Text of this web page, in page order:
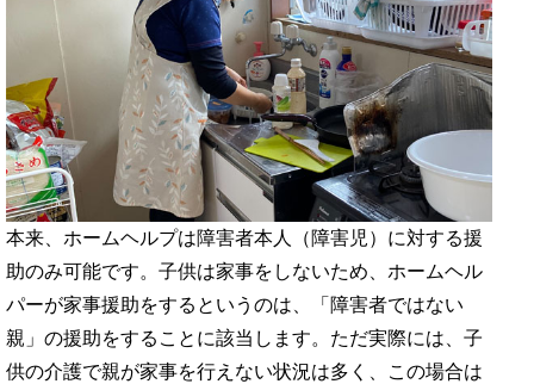
本来、ホームヘルプは障害者本人（障害児）に対する援
助のみ可能です。子供は家事をしないため、ホームヘル
パーが家事援助をするというのは、「障害者ではない
親」の援助をすることに該当します。ただ実際には、子
供の介護で親が家事を行えない状況は多く、この場合は